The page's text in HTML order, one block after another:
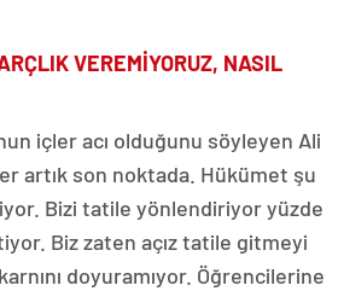
VEREMİYORUZ, NASIL
içler acı olduğunu söyleyen Ali
artık son noktada. Hükümet şu
Bizi tatile yönlendiriyor yüzde
Biz zaten açız tatile gitmeyi
doyuramıyor. Öğrencilerine